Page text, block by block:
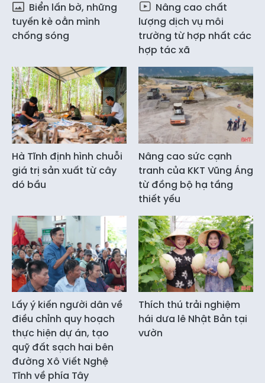
Biển lấn bờ, những
tuyến kè oằn mình
chống sóng
Nâng cao chất
lượng dịch vụ môi
trường từ hợp nhất các
hợp tác xã
Hà Tĩnh định hình chuỗi
giá trị sản xuất từ cây
dó bầu
Nâng cao sức cạnh
tranh của KKT Vũng Áng
từ đồng bộ hạ tầng
thiết yếu
Lấy ý kiến người dân về
điều chỉnh quy hoạch
thực hiện dự án, tạo
quỹ đất sạch hai bên
đường Xô Viết Nghệ
Tĩnh về phía Tây
Thích thú trải nghiệm
hái dưa lê Nhật Bản tại
vườn